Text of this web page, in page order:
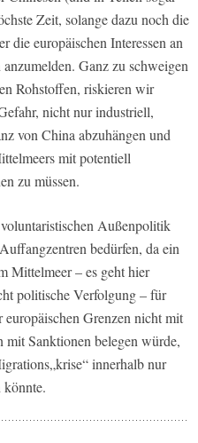
Zeit, solange dazu noch die
die europäischen Interessen an
Ganz zu schweigen
Rohstoffen, riskieren wir
nicht nur industriell,
von China abzuhängen und
mit potentiell
zu müssen.
Außenpolitik
bedürfen, da ein
Mittelmeer – es geht hier
politische Verfolgung – für
Grenzen nicht mit
Sanktionen belegen würde,
innerhalb nur
könnte.